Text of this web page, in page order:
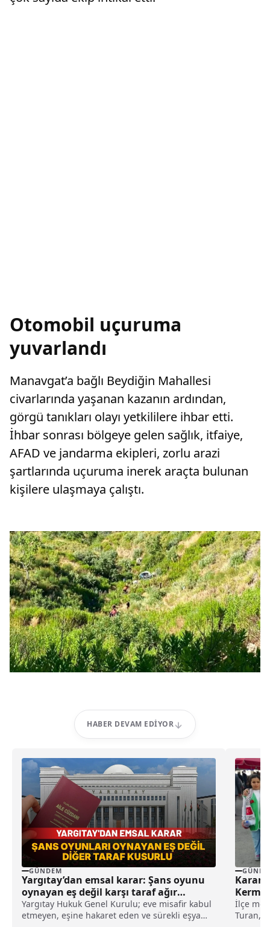
Otomobil uçuruma
yuvarlandı
Manavgat’a bağlı Beydiğin Mahallesi
civarlarında yaşanan kazanın ardından,
görgü tanıkları olayı yetkililere ihbar etti.
İhbar sonrası bölgeye gelen sağlık, itfaiye,
AFAD ve jandarma ekipleri, zorlu arazi
şartlarında uçuruma inerek araçta bulunan
kişilere ulaşmaya çalıştı.
HABER DEVAM EDIYOR
GÜNDEM
Yargıtay’dan emsal karar: Şans oyunu
oynayan eş değil karşı taraf ağır
kusurlu sayıldı
Yargıtay Hukuk Genel Kurulu; eve misafir kabul
etmeyen, eşine hakaret eden ve sürekli eşya
İlçe
Turan,